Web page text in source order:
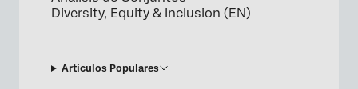
Diversity, Equity & Inclusion (EN)
Artículos Populares